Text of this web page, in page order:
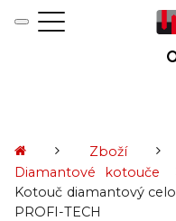
Zboží
Diamantové kotouče
Kotouč diamantový
PROFI-TECH